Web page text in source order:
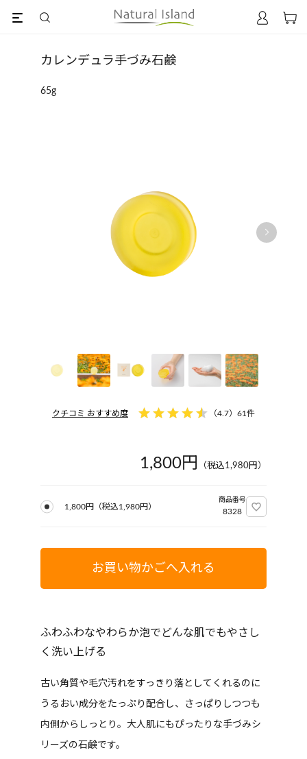
カレンデュラ手づみ石鹸
65g
クチコミ おすすめ度 （4.7） 61件
1,800円 （税込1,980円）
1,800円 （税込1,980円）
商品番号
8328
お買い物かごへ入れる
ふわふわなやわらか泡でどんな肌でもやさし
く洗い上げる
古い角質や毛穴汚れをすっきり落としてくれるのに
うるおい成分をたっぷり配合し、さっぱりしつつも
内側からしっとり。大人肌にもぴったりな手づみシ
リーズの石鹸です。